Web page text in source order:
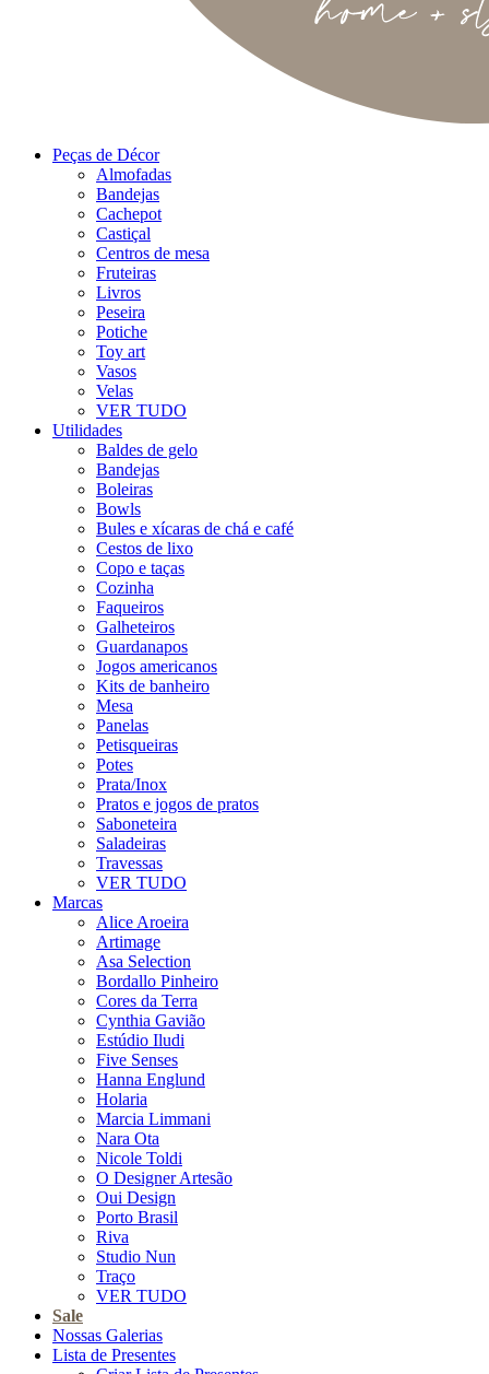
Peças de Décor
Almofadas
Bandejas
Cachepot
Castiçal
Centros de mesa
Fruteiras
Livros
Peseira
Potiche
Toy art
Vasos
Velas
VER TUDO
Utilidades
Baldes de gelo
Bandejas
Boleiras
Bowls
Bules e xícaras de chá e café
Cestos de lixo
Copo e taças
Cozinha
Faqueiros
Galheteiros
Guardanapos
Jogos americanos
Kits de banheiro
Mesa
Panelas
Petisqueiras
Potes
Prata/Inox
Pratos e jogos de pratos
Saboneteira
Saladeiras
Travessas
VER TUDO
Marcas
Alice Aroeira
Artimage
Asa Selection
Bordallo Pinheiro
Cores da Terra
Cynthia Gavião
Estúdio Iludi
Five Senses
Hanna Englund
Holaria
Marcia Limmani
Nara Ota
Nicole Toldi
O Designer Artesão
Oui Design
Porto Brasil
Riva
Studio Nun
Traço
VER TUDO
Sale
Nossas Galerias
Lista de Presentes